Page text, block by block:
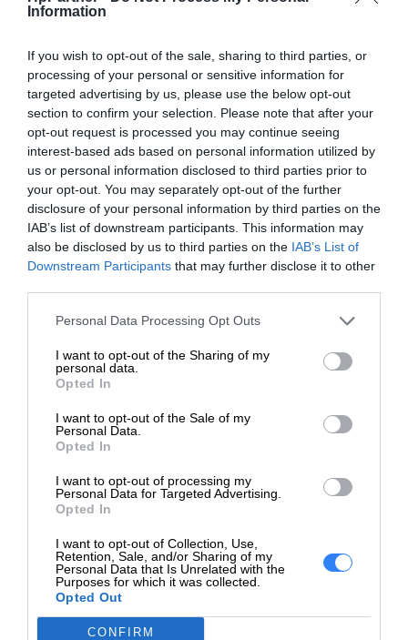
Information
If you wish to opt-out of the sale, sharing to third parties, or
processing of your personal or sensitive information for
targeted advertising by us, please use the below opt-out
section to confirm your selection. Please note that after your
opt-out request is processed you may continue seeing
interest-based ads based on personal information utilized by
us or personal information disclosed to third parties prior to
your opt-out. You may separately opt-out of the further
disclosure of your personal information by third parties on the
IAB’s list of downstream participants. This information may
also be disclosed by us to third parties on the IAB’s List of
Downstream Participants that may further disclose it to other
Personal Data Processing Opt Outs
I want to opt-out of the Sharing of my
personal data.
Opted In
I want to opt-out of the Sale of my
Personal Data.
Opted In
I want to opt-out of processing my
Personal Data for Targeted Advertising.
Opted In
I want to opt-out of Collection, Use,
Retention, Sale, and/or Sharing of my
Personal Data that Is Unrelated with the
Purposes for which it was collected.
Opted Out
CONFIRM
Nazwa:
Opis:
HP 981A - 69 ml -
magenta - oryginalny -
PageWide - pojemnik na
tusz - dla PageWide
Enterprise Color MFP 586;
PageWide Managed Color
E55650
EAN: 0888793202074
Gwarancja
producenta:
Wymiary
(szerokość x
głębokość x
wysokość) /
Waga:
160 g
Szerokość
transportowa:
21.5 cm
Głębokość
transportowa:
2.8 cm
Wysokość
transportowa:
4.8 cm